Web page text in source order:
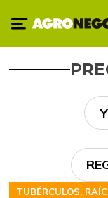
TUBÉRCULOS,